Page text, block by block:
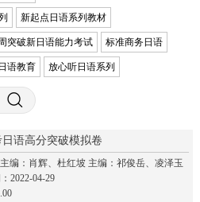
新起点日语系列教材
突破新日语能力考试 标准商务日语
语教育 放心听日语系列
语高分突破模拟卷
编：肖辉、杜红坡 主编：祁俊岳、凌泽玉
2022-04-29